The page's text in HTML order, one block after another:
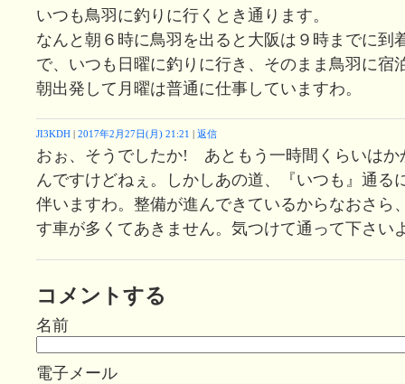
いつも鳥羽に釣りに行くとき通ります。
なんと朝６時に鳥羽を出ると大阪は９時までに
で、いつも日曜に釣りに行き、そのまま鳥羽に
朝出発して月曜は普通に仕事していますわ。
JI3KDH | 2017年2月27日(月) 21:21 | 返信
おぉ、そうでしたか! あともう一時間くらいはか
んですけどねぇ。しかしあの道、『いつも』通る
伴いますわ。整備が進んできているからなおさら
す車が多くてあきません。気つけて通って下さい
コメントする
名前
電子メール